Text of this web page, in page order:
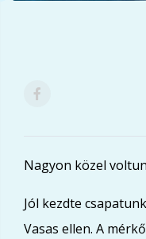
Nagyon közel
Jól kezdte
Vasas ellen. A